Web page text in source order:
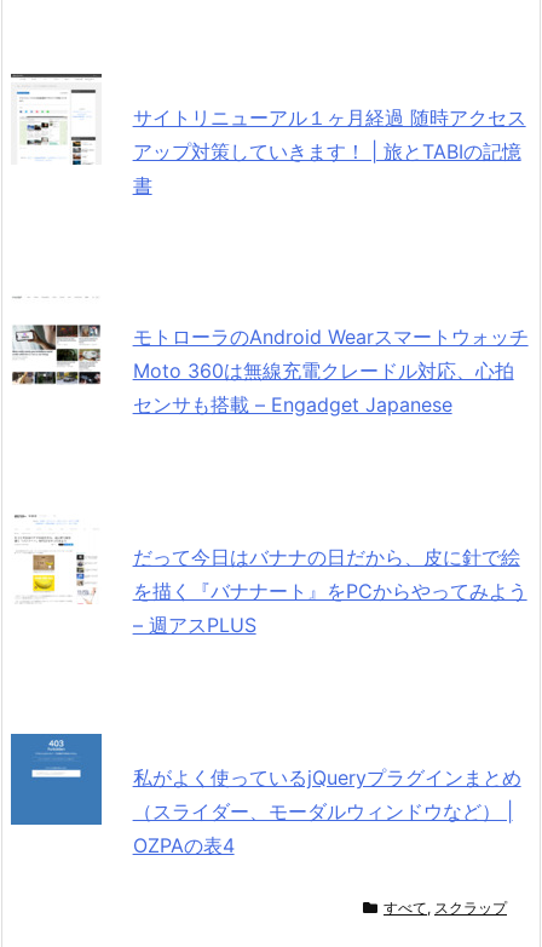
サイトリニューアル１ヶ月経過 随時アクセス
アップ対策していきます！ | 旅とTABIの記憶
書
モトローラのAndroid Wearスマートウォッチ
Moto 360は無線充電クレードル対応、心拍
センサも搭載 – Engadget Japanese
だって今日はバナナの日だから、皮に針で絵
を描く『バナナート』をPCからやってみよう
– 週アスPLUS
私がよく使っているjQueryプラグインまとめ
（スライダー、モーダルウィンドウなど） |
OZPAの表4
すべて, スクラップ